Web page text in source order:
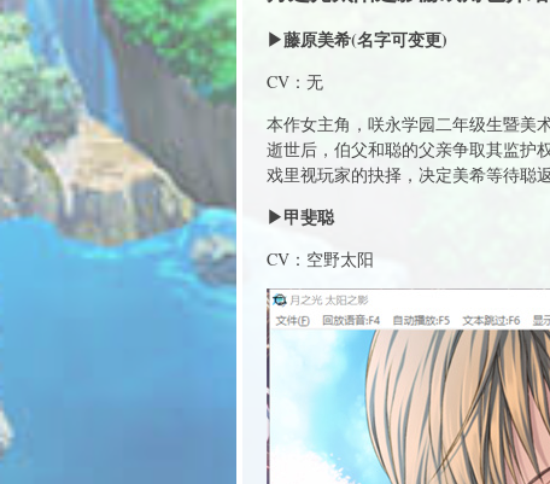
▶藤原美希(名字可变更)
CV：无
本作女主角，咲永学园二年级生暨美
逝世后，伯父和聪的父亲争取其监护
戏里视玩家的抉择，决定美希等待聪
▶甲斐聪
CV：空野太阳